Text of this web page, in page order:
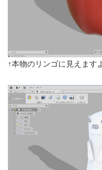
↑本物のリンゴに見えます